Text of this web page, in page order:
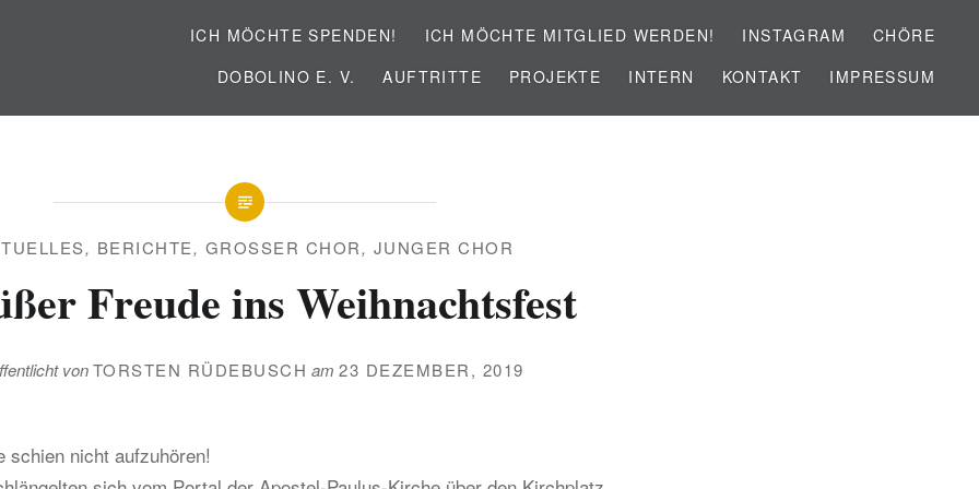
ICH MÖCHTE SPENDEN! ICH MÖCHTE MITGLIED WERDEN! INSTAGRAM
CHÖRE
DOBOLINO E. V.
AUFTRITTE PROJEKTE INTERN KONTAKT IMPRESSUM
, BERICHTE, GROSSER CHOR , JUNGER CHOR
Freude ins Weihnachtsfest
vonTORSTEN RÜDEBUSCH am 23 DEZEMBER, 2019
schien nicht aufzuhören!